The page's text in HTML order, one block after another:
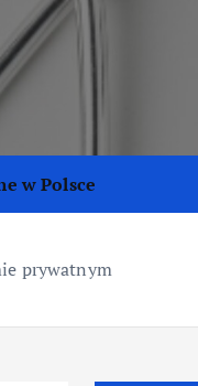
w Polsce
prywatnym